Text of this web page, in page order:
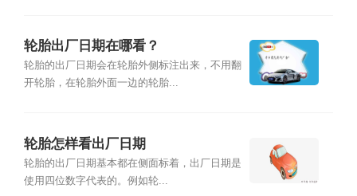
轮胎出厂日期在哪看？
轮胎的出厂日期会在轮胎外侧标注出来，不用翻
开轮胎，在轮胎外面一边的轮胎...
轮胎怎样看出厂日期
轮胎的出厂日期基本都在侧面标着，出厂日期是
使用四位数字代表的。例如轮...